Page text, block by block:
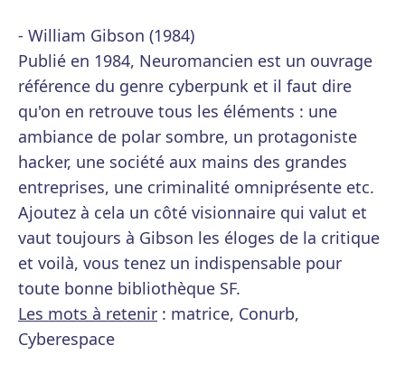
- William Gibson (1984)
Publié en 1984, Neuromancien est un ouvrage
référence du genre cyberpunk et il faut dire
qu'on en retrouve tous les éléments : une
ambiance de polar sombre, un protagoniste
hacker, une société aux mains des grandes
entreprises, une criminalité omniprésente etc.
Ajoutez à cela un côté visionnaire qui valut et
vaut toujours à Gibson les éloges de la critique
et voilà, vous tenez un indispensable pour
toute bonne bibliothèque SF.
Les mots à retenir : matrice, Conurb,
Cyberespace